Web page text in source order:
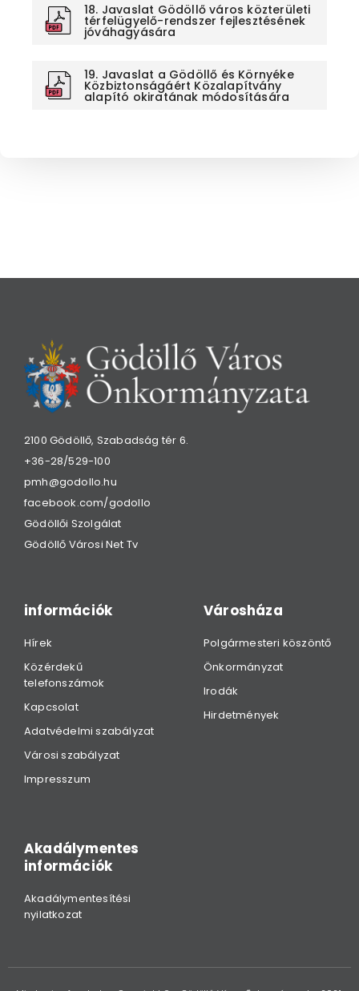
18. Javaslat Gödöllő város közterületi
térfelügyelő-rendszer fejlesztésének
jóváhagyására
19. Javaslat a Gödöllő és Környéke
Közbiztonságáért Közalapítvány
alapító okiratának módosítására
2100 Gödöllő, Szabadság tér 6.
+36-28/529-100
pmh@godollo.hu
facebook.com/godollo
Gödöllői Szolgálat
Gödöllő Városi Net Tv
információk
Hírek
Közérdekű
telefonszámok
Kapcsolat
Adatvédelmi szabályzat
Városi szabályzat
Impresszum
Városháza
Polgármesteri köszöntő
Önkormányzat
Irodák
Hirdetmények
Akadálymentes
információk
Akadálymentesítési
nyilatkozat